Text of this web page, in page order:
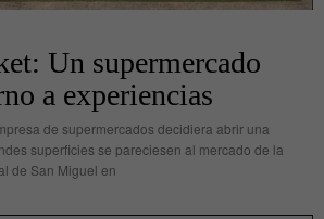
Un supermercado
a experiencias
de supermercados decidiera abrir una
superficies se pareciesen al mercado de la
de San Miguel en